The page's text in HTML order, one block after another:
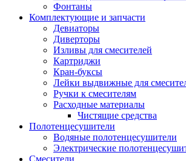
Фонтаны
Комплектующие и запчасти
Девиаторы
Диверторы
Изливы для смесителей
Картриджи
Кран-буксы
Лейки выдвижные для
Ручки к смесителям
Расходные материалы
Чистящие средства
Полотенцесушители
Водяные полотенцесушители
Электрические
Смесители